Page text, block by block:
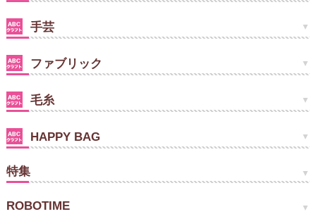
手芸
ファブリック
毛糸
HAPPY BAG
特集
ROBOTIME